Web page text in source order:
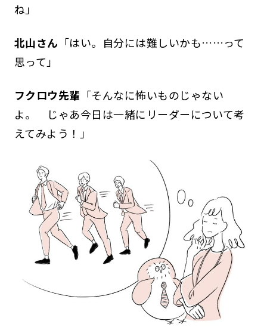
ね」
北山さん 「はい。自分には難しいかも……って
思って」
フクロウ先輩 「そんなに怖いものじゃない
よ。 じゃあ今日は一緒にリーダーについて考
えてみよう！」